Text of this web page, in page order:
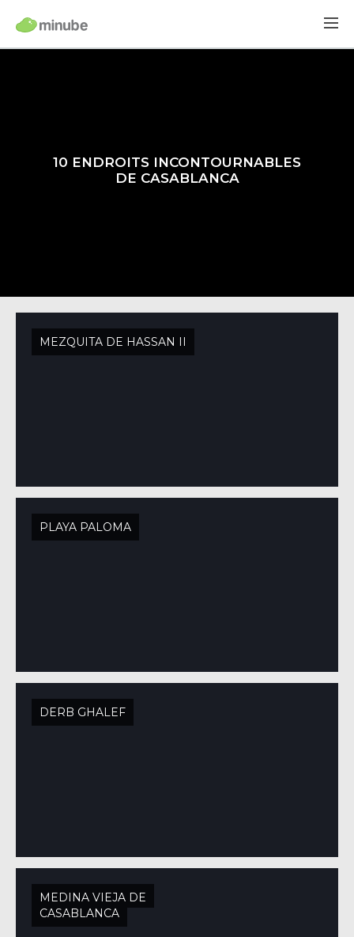
10 ENDROITS INCONTOURNABLES
DE CASABLANCA
MEZQUITA DE HASSAN II
PLAYA PALOMA
DERB GHALEF
MEDINA VIEJA DE
CASABLANCA